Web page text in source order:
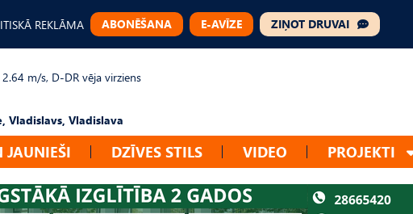
REKLĀMA ABONĒŠANA E-AVĪZE ZIŅOT DRUVAI
2.64 m/s, D-DR vēja virziens
Vladislavs, Vladislava
JAUNIEŠI DZĪVES STILS VIDEO PROJEKTI